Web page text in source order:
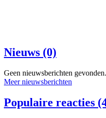
Nieuws (0)
Geen nieuwsberichten gevonden.
Meer nieuwsberichten
Populaire reacties